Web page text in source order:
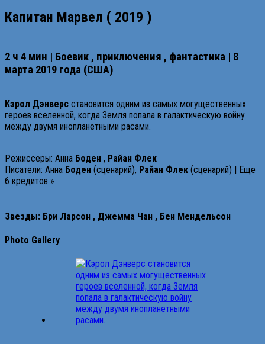
Капитан Марвел ( 2019 )
2 ч 4 мин | Боевик , приключения , фантастика | 8
марта 2019 года (США)
Кэрол Дэнверс становится одним из самых могущественных
героев вселенной, когда Земля попала в галактическую войну
между двумя инопланетными расами.
Режиссеры: Анна Боден , Райан Флек
Писатели: Анна Боден (сценарий), Райан Флек (сценарий) | Еще
6 кредитов »
Звезды: Бри Ларсон , Джемма Чан , Бен Мендельсон
Photo Gallery